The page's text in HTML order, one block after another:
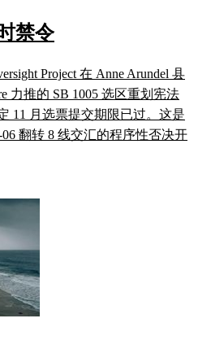
禁令
Project 在 Anne Arundel 县
力推的 SB 1005 选区重划宪法
11 月选票提交期限已过。这是
06 翻转 8 线交汇的程序性否决开